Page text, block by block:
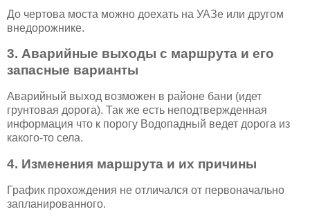
До чертова моста можно доехать на УАЗе или другом
внедорожнике.
3. Аварийные выходы с маршрута и его
запасные варианты
Аварийный выход возможен в районе бани (идет
грунтовая дорога). Так же есть неподтвержденная
информация что к порогу Водопадный ведет дорога из
какого-то села.
4. Изменения маршрута и их причины
График прохождения не отличался от первоначально
запланированного.